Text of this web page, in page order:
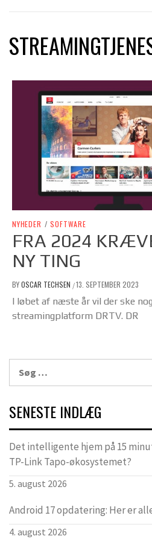
NYHEDER / SOFTWARE
FRA 2024
NY TING
BYOSCAR TECHSEN /13. SEPTEMBER 2023
I løbet af næste år vil der ske
streamingplatform DRTV. DR
efter:
SENESTE INDLÆG
Det intelligente hjem på 15
TP-Link Tapo-økosystemet?
5. august 2026
Android 17 opdatering: Her er
4. august 2026